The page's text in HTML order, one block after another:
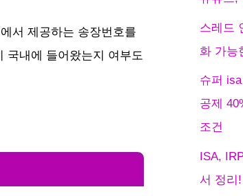
서 제공하는 송장번호를
국내에 들어왔는지 여부도
스레드
화 가능
슈퍼
공제
조건
ISA,
서 정리